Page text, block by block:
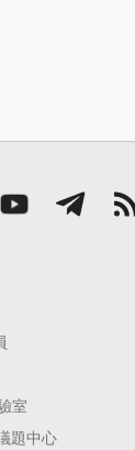
室
題中心